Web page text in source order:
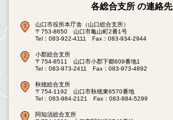
各総合支所 の連絡先
山口市役所本庁舎（山口総合支所）
〒753-8650 山口市亀山町2番1号
Tel：083-922-4111
Fax：083-934-2944
小郡総合支所
〒754-8511 山口市小郡下郷609番地1
Tel：083-973-2411
Fax：083-973-4892
秋穂総合支所
〒754-1192 山口市秋穂東6570番地
Tel：083-984-2121
Fax：083-984-5299
阿知須総合支所